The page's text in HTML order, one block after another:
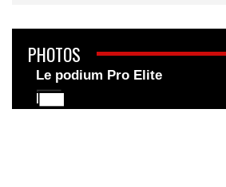
PHOTOS
Le podium Pro Elite